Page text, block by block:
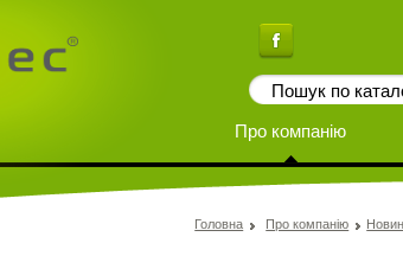
Про компанію
Головна Про компанію